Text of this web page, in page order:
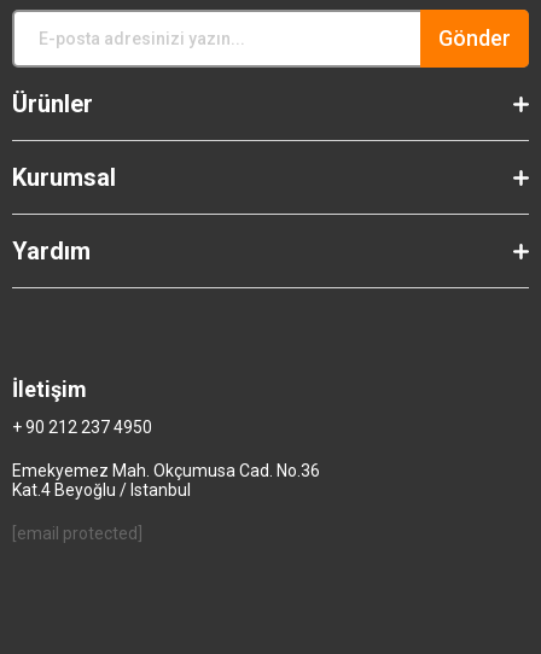
Gönder
Ürünler
Kurumsal
Yardım
İletişim
+ 90 212 237 4950
Emekyemez Mah. Okçumusa Cad. No.36
Kat.4 Beyoğlu / Istanbul
[email protected]